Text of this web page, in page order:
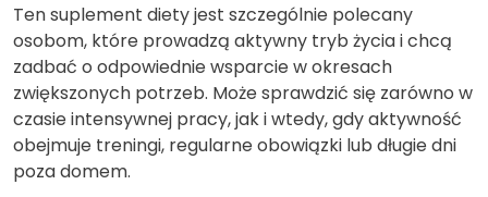
Ten suplement diety jest szczególnie polecany
osobom, które prowadzą aktywny tryb życia i chcą
zadbać o odpowiednie wsparcie w okresach
zwiększonych potrzeb. Może sprawdzić się zarówno w
czasie intensywnej pracy, jak i wtedy, gdy aktywność
obejmuje treningi, regularne obowiązki lub długie dni
poza domem.